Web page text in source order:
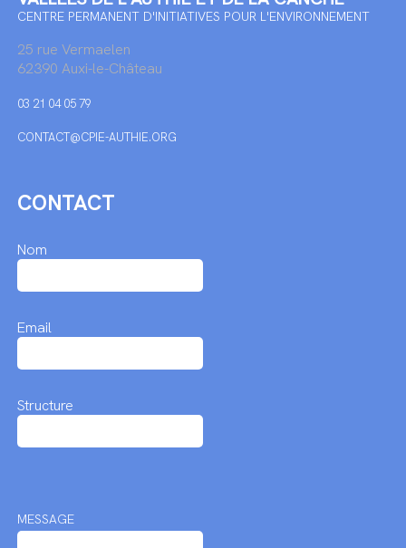
CENTRE PERMANENT D'INITIATIVES POUR L'ENVIRONNEMENT
25 rue Vermaelen
62390 Auxi-le-Château
03 21 04 05 79
CONTACT@CPIE-AUTHIE.ORG
CONTACT
Nom
Email
Structure
MESSAGE